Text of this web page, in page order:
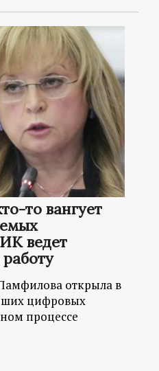
то вангует
ведет
открыла в
цифровых
процессе